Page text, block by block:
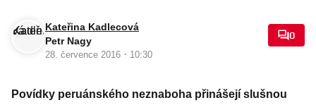
Kateřina Kadlecová
Petr Nagy
28. července 2016 · 10:30
0
Povídky peruánského neznaboha přinášejí slušnou